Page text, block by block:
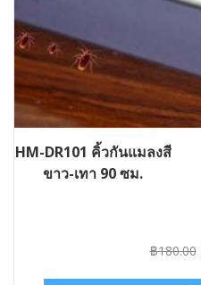
HM-DR101 คิ้วกันแมลงสี
ขาว-เทา 90 ซม.
฿180.00